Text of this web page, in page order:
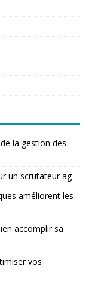
la gestion des
un scrutateur ag
améliorent les
accomplir sa
vos